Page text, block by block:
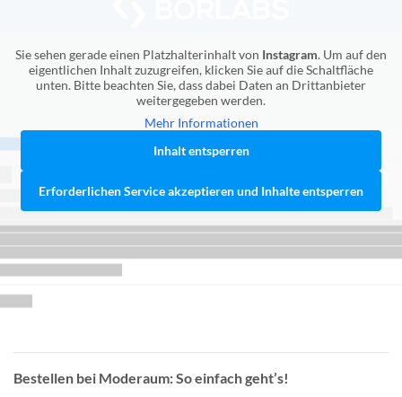
Sie sehen gerade einen Platzhalterinhalt von Instagram. Um auf den
eigentlichen Inhalt zuzugreifen, klicken Sie auf die Schaltfläche
unten. Bitte beachten Sie, dass dabei Daten an Drittanbieter
weitergegeben werden.
Mehr Informationen
Inhalt entsperren
Erforderlichen Service akzeptieren und Inhalte entsperren
Bestellen bei Moderaum: So einfach geht’s!